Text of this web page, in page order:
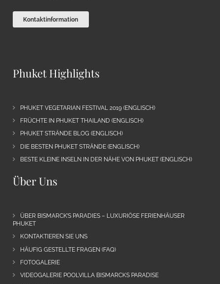
Kontaktinformation
Phuket Highlights
PHUKET VEGETARIAN FESTIVAL 2019 (ENGLISCH)
FRÜCHTE IN PHUKET THAILAND (ENGLISCH)
PHUKET STRÄNDE BLOG (ENGLISCH)
DIE BESTEN PHUKET STRÄNDE (ENGLISCH)
BESTE KLEINE INSELN IN DER NÄHE VON PHUKET (ENGLISCH)
Über Uns
ÜBER BISMARCK’S PARADIES – LUXURIÖSE FERIENHÄUSER
PHUKET
KONTAKTIEREN SIE UNS
HÄUFIG GESTELLTE FRAGEN (FAQ)
FOTOGALERIE
VIDEOGALERIE POOLVILLA BISMARCKS PARADISE